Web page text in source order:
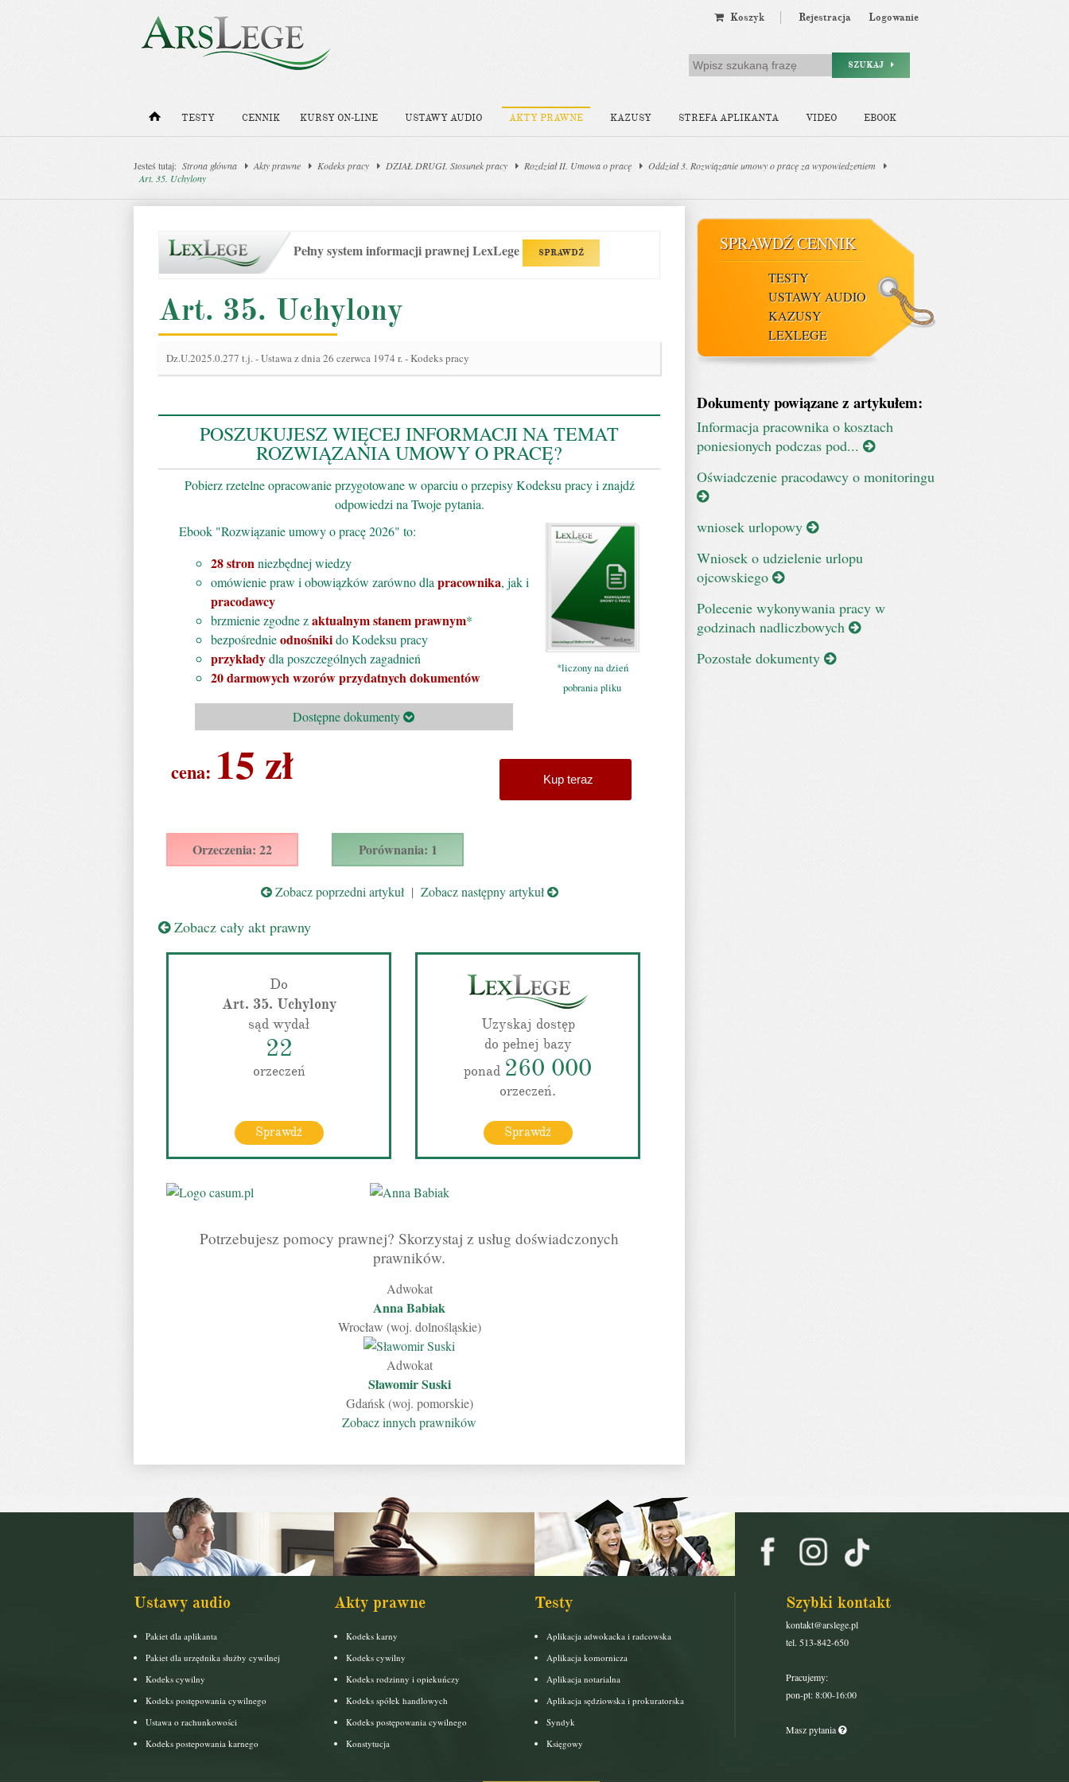
Koszyk Rejestracja Logowanie
SZUKAJ
TESTY CENNIK KURSY ON-LINE USTAWY AUDIO AKTY PRAWNE KAZUSY STREFA APLIKANTA VIDEO EBOOK
Jesteś tutaj: Strona główna Akty prawne Kodeks pracy DZIAŁ DRUGI. Stosunek pracy Rozdział II. Umowa o pracę
Oddział 3. Rozwiązanie umowy o pracę za wypowiedzeniem
Art. 35. Uchylony
Pełny system informacji prawnej LexLege SPRAWDŹ
Art. 35. Uchylony
Dz.U.2025.0.277 t.j.-Ustawa z dnia 26 czerwca 1974 r. - Kodeks pracy
POSZUKUJESZ WIĘCEJ INFORMACJI NA TEMAT
ROZWIĄZANIA UMOWY O PRACĘ?
Pobierz rzetelne opracowanie przygotowane w oparciu o przepisy Kodeksu pracy i znajdź
odpowiedzi na Twoje pytania.
Ebook "Rozwiązanie umowy o pracę 2026" to:
28 stron niezbędnej wiedzy
omówienie praw i obowiązków zarówno dla pracownika, jak i
pracodawcy
brzmienie zgodne zaktualnym stanem prawnym*
bezpośrednieodnośnikido Kodeksu pracy
przykładydla poszczególnych zagadnień
20 darmowych wzorów przydatnych dokumentów
Dostępne dokumenty
*liczony na dzień
pobrania pliku
Kup teraz
cena: 15 zł
Orzeczenia: 22 Porównania: 1
Zobacz poprzedni artykuł| Zobacz następny artykuł
Zobacz cały akt prawny
Do
Art. 35. Uchylony
sąd wydał
22
orzeczeń
Sprawdź
Uzyskaj dostęp
do pełnej bazy
ponad 260 000
orzeczeń.
Sprawdź
Potrzebujesz pomocy prawnej? Skorzystaj z usług doświadczonych
prawników.
Adwokat
Anna Babiak
Wrocław (woj. dolnośląskie)
Adwokat
Sławomir Suski
Gdańsk (woj. pomorskie)
Zobacz innych prawników
SPRAWDŹ CENNIK
TESTY
USTAWY AUDIO
KAZUSY
LEXLEGE
Dokumenty powiązane z artykułem:
Informacja pracownika o kosztach
poniesionych podczas pod...
Oświadczenie pracodawcy o monitoringu
wniosek urlopowy
Wniosek o udzielenie urlopu
ojcowskiego
Polecenie wykonywania pracy w
godzinach nadliczbowych
Pozostałe dokumenty
Ustawy audio
Pakiet dla aplikanta
Pakiet dla urzędnika służby cywilnej
Kodeks cywilny
Kodeks postępowania cywilnego
Ustawa o rachunkowości
Kodeks postepowania karnego
Akty prawne
Kodeks karny
Kodeks cywilny
Kodeks rodzinny i opiekuńczy
Kodeks spółek handlowych
Kodeks postępowania cywilnego
Konstytucja
Testy
Aplikacja adwokacka i radcowska
Aplikacja komornicza
Aplikacja notarialna
Aplikacja sędziowska i prokuratorska
Syndyk
Księgowy
Szybki kontakt
kontakt@arslege.pl
tel. 513-842-650
Pracujemy:
pon-pt: 8:00-16:00
Masz pytania